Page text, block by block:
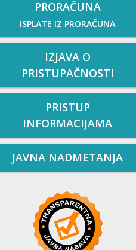
PRORAČUNA
ISPLATE IZ PRORAČUNA
IZJAVA O
PRISTUPAČNOSTI
PRISTUP
INFORMACIJAMA
JAVNA NADMETANJA